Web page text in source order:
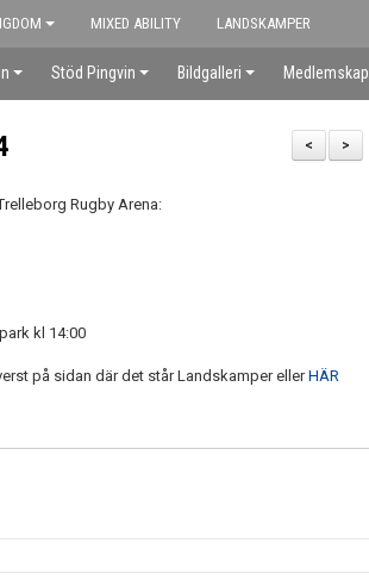
MIXED ABILITY LANDSKAMPER
Stöd Pingvin Bildgalleri Medlemskap
>
<
Rugby Arena:
kl 14:00
på sidan där det står Landskamper ellerHÄR